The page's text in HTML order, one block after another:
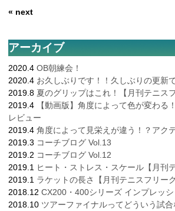
« next
アーカイブ
2020.4 OB朝練会！
2020.4 お久しぶりです！！久しぶりの更新
2019.8 夏のグリップはこれ！【月刊テニス
2019.4
【動画版】角度によって色が変わる
レビュー
2019.4 角度によって見栄えが違う！？アク
2019.3 コーチブログ Vol.13
2019.2 コーチブログ Vol.12
2019.1 ヒート・ストレス・スケール【月刊
2019.1 ラケットの長さ【月刊テニスフリー
2018.12 CX200・400シリーズ インプレッシ
2018.10 ツアーファイナルってどういう試